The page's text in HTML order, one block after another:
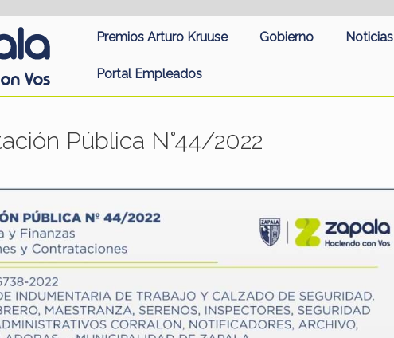
Premios Arturo Kruuse Gobierno Noticias
Portal Empleados
Pública N°44/2022